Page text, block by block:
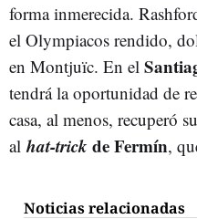
forma inmerecida.
el Olympiacos rendido,
en Montjuïc. En el
tendrá la oportunidad de
casa, al menos, recuperó
al hat-trick de Fermín,
Noticias relacionadas